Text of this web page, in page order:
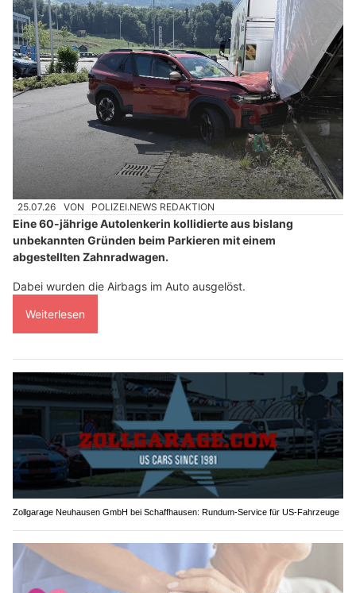
25.07.26 VON POLIZEI.NEWS REDAKTION
Eine 60-jährige Autolenkerin kollidierte aus bislang
unbekannten Gründen beim Parkieren mit einem
abgestellten Zahnradwagen.
Dabei wurden die Airbags im Auto ausgelöst.
Weiterlesen
Zollgarage Neuhausen GmbH bei Schaffhausen: Rundum-Service für US-Fahrzeuge